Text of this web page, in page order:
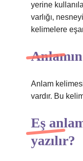
yerine
varlığı,
kelimelere
Anlam
vardır. Bu
Eş
yazılır?